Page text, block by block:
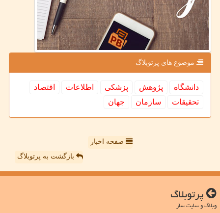
موضوع های پرتوبلاگ
دانشگاه پژوهش پزشكی اطلاعات
اقتصاد
تحقیقات
سازمان جهان
صفحه اخبار
بازگشت به پرتوبلاگ
پرتوبلاگ
وبلاگ و سایت ساز